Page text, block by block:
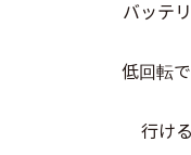
バッテ
低回転
行け